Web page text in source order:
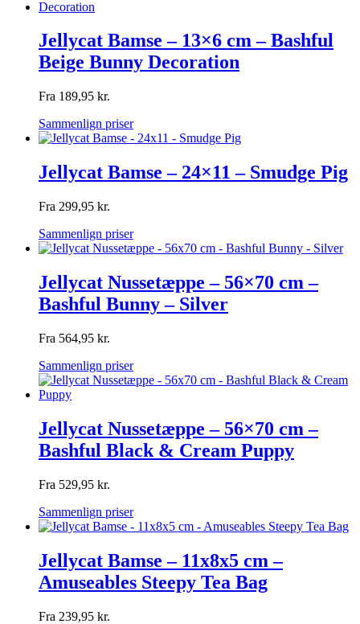
Jellycat Bamse – 13×6 cm – Bashful
Beige Bunny Decoration
Fra 189,95 kr.
Sammenlign priser
Jellycat Bamse – 24×11 – Smudge Pig
Fra 299,95 kr.
Sammenlign priser
Jellycat Nussetæppe – 56×70 cm –
Bashful Bunny – Silver
Fra 564,95 kr.
Sammenlign priser
Jellycat Nussetæppe – 56×70 cm –
Bashful Black & Cream Puppy
Fra 529,95 kr.
Sammenlign priser
Jellycat Bamse – 11x8x5 cm –
Amuseables Steepy Tea Bag
Fra 239,95 kr.